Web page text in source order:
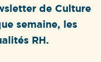
de Culture
semaine, les
RH.